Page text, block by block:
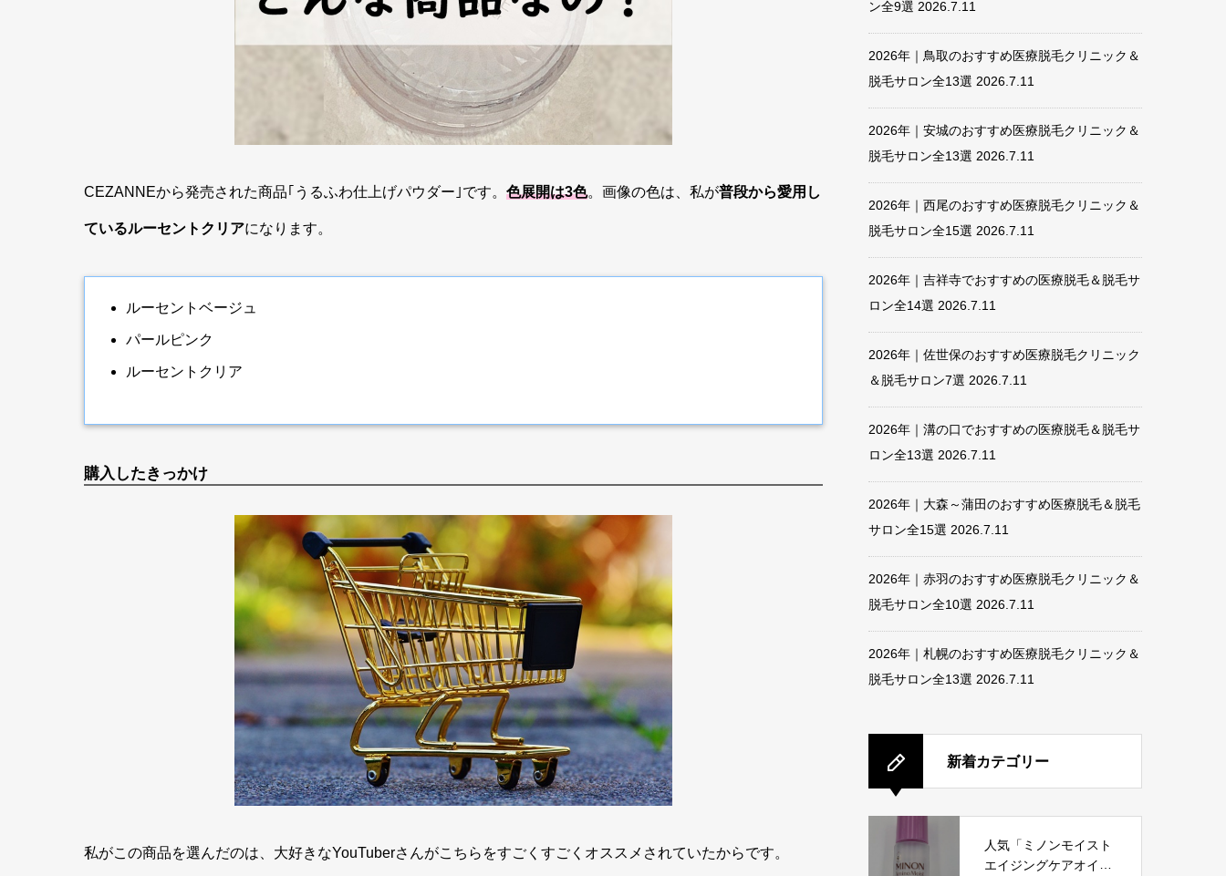
CEZANNEから発売された商品｢うるふわ仕上げパウダー｣です。 色展開は3色。画像の色は、私が普段から愛用し
ているルーセントクリアになります。
ルーセントベージュ
パールピンク
ルーセントクリア
購入したきっかけ
私がこの商品を選んだのは、大好きなYouTuberさんがこちらをすごくすごくオススメされていたからです。
ン全9選 2026.7.11
2026年｜鳥取のおすすめ医療脱毛クリニック＆
脱毛サロン全13選 2026.7.11
2026年｜安城のおすすめ医療脱毛クリニック＆
脱毛サロン全13選 2026.7.11
2026年｜西尾のおすすめ医療脱毛クリニック＆
脱毛サロン全15選 2026.7.11
2026年｜吉祥寺でおすすめの医療脱毛＆脱毛サ
ロン全14選 2026.7.11
2026年｜佐世保のおすすめ医療脱毛クリニック
＆脱毛サロン7選 2026.7.11
2026年｜溝の口でおすすめの医療脱毛＆脱毛サ
ロン全13選 2026.7.11
2026年｜大森～蒲田のおすすめ医療脱毛＆脱毛
サロン全15選 2026.7.11
2026年｜赤羽のおすすめ医療脱毛クリニック＆
脱毛サロン全10選 2026.7.11
2026年｜札幌のおすすめ医療脱毛クリニック＆
脱毛サロン全13選 2026.7.11
新着カテゴリー
人気「ミノンモイスト
エイジングケアオイ